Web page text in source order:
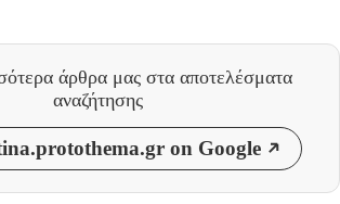
άρθρα μας στα αποτελέσματα
αναζήτησης
on Google